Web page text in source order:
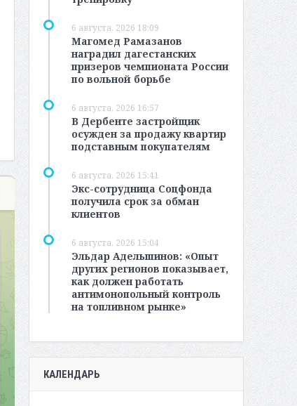
6 августа, 2026 18:09
Магомед Рамазанов
наградил дагестанских
призеров чемпионата России
по вольной борьбе
6 августа, 2026 16:57
В Дербенте застройщик
осужден за продажу квартир
подставным покупателям
6 августа, 2026 15:41
Экс-сотрудница Соцфонда
получила срок за обман
клиентов
6 августа, 2026 15:04
Эльдар Адельшинов: «Опыт
других регионов показывает,
как должен работать
антимонопольный контроль
на топливном рынке»
КАЛЕНДАРЬ